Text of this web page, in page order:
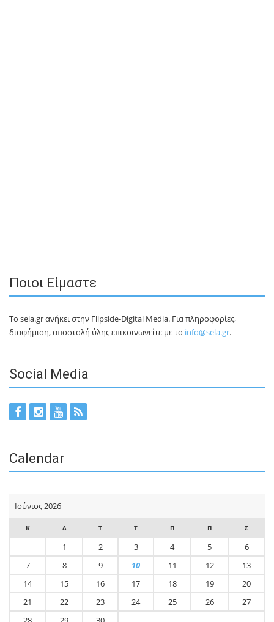
Ποιοι Είμαστε
Το sela.gr ανήκει στην Flipside-Digital Media. Για πληροφορίες,
διαφήμιση, αποστολή ύλης επικοινωνείτε με το info@sela.gr.
Social Media
Calendar
Ιούνιος 2026
Κ Δ Τ Τ Π Π Σ
1 2 3 4 5
6
7
8 9 10 11 12
13
14
15 16 17 18 19
20
21
22 23 24 25 26
27